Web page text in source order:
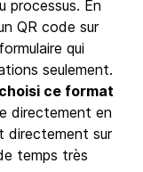
processus. En
QR code sur
qui
seulement.
ce format
directement en
directement sur
temps très